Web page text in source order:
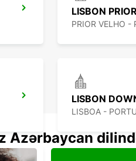
LISBON
PRIOR VELHO -
LISBOA -
Azərbaycan